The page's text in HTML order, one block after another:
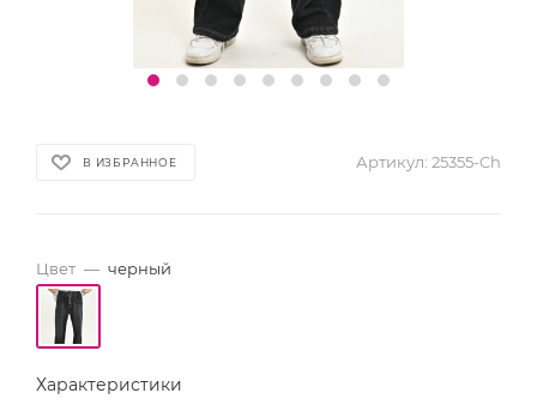
В ИЗБРАННОЕ Артикул: 25355-Ch
Цвет — черный
Характеристики